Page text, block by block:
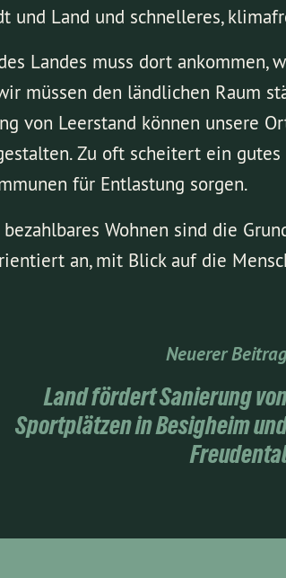
und Land und schnelleres,
Landes muss dort
müssen den ländlichen Raum
von Leerstand können unsere
Zu oft scheitert ein
für Entlastung sorgen.
Wohnen sind die
an, mit Blick auf die
Neuerer
Land fördert Sanierung
Sportplätzen in Besigheim